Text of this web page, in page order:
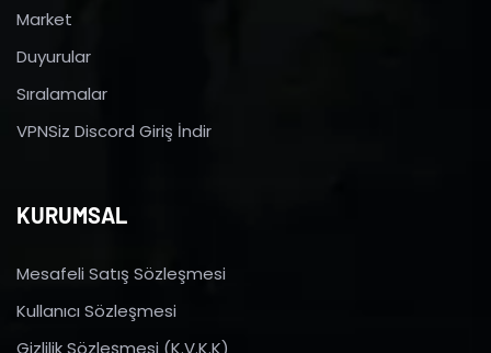
Market
Duyurular
Sıralamalar
VPNSiz Discord Giriş İndir
KURUMSAL
Mesafeli Satış Sözleşmesi
Kullanıcı Sözleşmesi
Gizlilik Sözleşmesi (K.V.K.K)